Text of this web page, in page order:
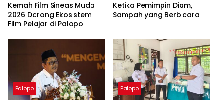
Kemah Film Sineas Muda
2026 Dorong Ekosistem
Film Pelajar di Palopo
Ketika Pemimpin Diam,
Sampah yang Berbicara
Palopo Palopo